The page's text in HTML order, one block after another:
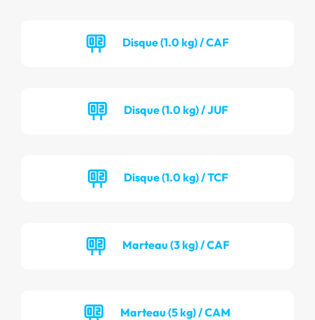
Disque (1.0 kg) / CAF
Disque (1.0 kg) / JUF
Disque (1.0 kg) / TCF
Marteau (3 kg) / CAF
Marteau (5 kg) / CAM